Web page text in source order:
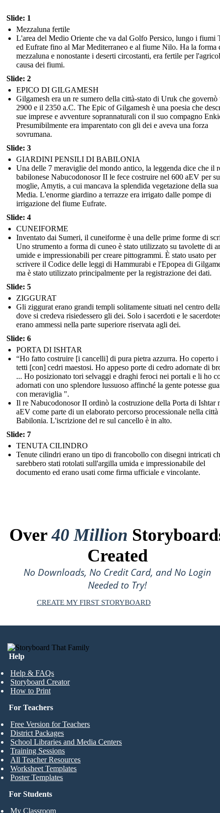
Slide: 1
Mezzaluna fertile
L'area del Medio Oriente che va dal Golfo Persico, lungo i fiumi
ed Eufrate fino al Mar Mediterraneo e al fiume Nilo. Ha la forma
mezzaluna e nonostante i deserti circostanti, era fertile per
causa dei fiumi.
Slide: 2
EPICO DI GILGAMESH
Gilgamesh era un re sumero della città-stato di Uruk che governò
2900 e il 2350 a.C. The Epic of Gilgamesh è una poesia che
sue imprese e avventure soprannaturali con il suo compagno
Presumibilmente era imparentato con gli dei e aveva una forza
sovrumana.
Slide: 3
GIARDINI PENSILI DI BABILONIA
Una delle 7 meraviglie del mondo antico, la leggenda dice che il
babilonese Nabucodonosor II le fece costruire nel 600 aEV per
moglie, Amytis, a cui mancava la splendida vegetazione della sua
Media. L'enorme giardino a terrazze era irrigato dalle pompe di
irrigazione del fiume Eufrate.
Slide: 4
CUNEIFORME
Inventato dai Sumeri, il cuneiforme è una delle prime forme di
Uno strumento a forma di cuneo è stato utilizzato su tavolette di
umide e impressionabili per creare pittogrammi. È stato usato per
scrivere il Codice delle leggi di Hammurabi e l'Epopea di
ma è stato utilizzato principalmente per la registrazione dei dati.
Slide: 5
ZIGGURAT
Gli ziggurat erano grandi templi solitamente situati nel centro
dove si credeva risiedessero gli dei. Solo i sacerdoti e le
erano ammessi nella parte superiore riservata agli dei.
Slide: 6
PORTA DI ISHTAR
“Ho fatto costruire [i cancelli] di pura pietra azzurra. Ho coperto
tetti [con] cedri maestosi. Ho appeso porte di cedro adornate di
... Ho posizionato tori selvaggi e draghi feroci nei portali e li ho
adornati con uno splendore lussuoso affinché la gente potesse
con meraviglia ".
Il re Nabucodonosor II ordinò la costruzione della Porta di Ishtar
aEV come parte di un elaborato percorso processionale nella città
Babilonia. L'iscrizione del re sul cancello è in alto.
Slide: 7
TENUTA CILINDRO
Tenute cilindri erano un tipo di francobollo con disegni intricati
sarebbero stati rotolati sull'argilla umida e impressionabile del
documento ed erano usati come firma ufficiale e vincolante.
Over40 Million
Created
No Downloads, No Credit Card, and No Login
Needed to Try!
CREATE MY FIRST STORYBOARD
Help
Help & FAQs
Storyboard Creator
How to Print
For Students
My Classroom
For Teachers
Free Version for Teachers
District Packages
School Libraries and Media Centers
Training Sessions
All Teacher Resources
Worksheet Templates
Poster Templates